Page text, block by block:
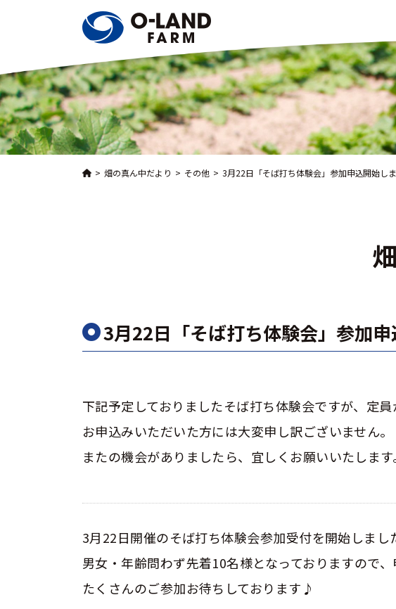
畑の真ん中だより その他 3月22日「そば打ち体験会」参加申込開始し
3月22日「そば打ち体験会」参加
下記予定しておりましたそば打ち体験会ですが、定員
お申込みいただいた方には大変申し訳ございません。
またの機会がありましたら、宜しくお願いいたします
3月22日開催のそば打ち体験会参加受付を開始しまし
男女・年齢問わず先着10名様となっておりますので、
たくさんのご参加お待ちしております♪